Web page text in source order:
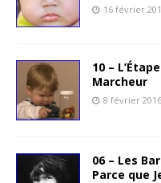
16 février
10 –
Marcheur
8 février 2016
06 – Les
Parce que